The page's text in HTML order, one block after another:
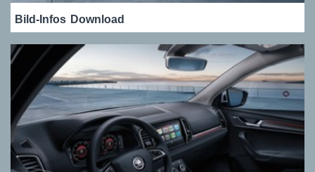
Bild-Infos Download